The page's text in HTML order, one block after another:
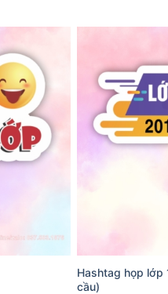
Hashtag họp lớp
cầu)